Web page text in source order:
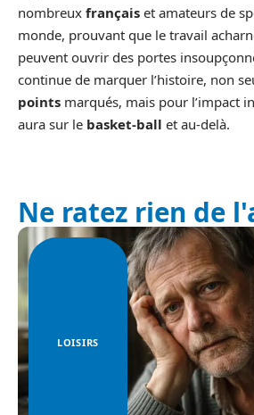
nombreux français et amateurs de
monde, prouvant que le travail
peuvent ouvrir des portes
continue de marquer l’histoire, non
points marqués, mais pour l’impact
aura sur le basket-ball et au-delà.
Ne ratez rien de
LOISIRS